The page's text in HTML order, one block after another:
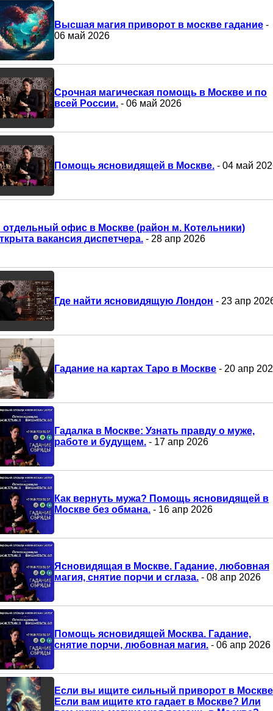
Высшая магия приворот в москве гадание -
06 май 2026
Срочная магическая помощь в Москве и по
всей России. - 06 май 2026
Помощь ясновидящей в Москве. - 04 май
отдельный офис в Москве (район м. Котельники)
вакансия диспетчера. - 28 апр 2026
Где найти ясновидящую Лондон - 23 апр
Гадание на картах Таро в Москве - 20 апр
Гадалка в Москве: Узнать правду о муже,
работе и будущем. - 17 апр 2026
Как вернуть мужа? Помощь ясновидящей в
Москве без обмана. - 16 апр 2026
Ясновидящая в Москве. Гадание, любовная
магия, снятие порчи и сглаза. - 08 апр 2026
Помощь ясновидящей Москва. Гадание,
снятие порчи, любовная магия. - 06 апр 2026
Если вы ищите сильный приворот в
Если вам ищите кто гадает в Москве? Или